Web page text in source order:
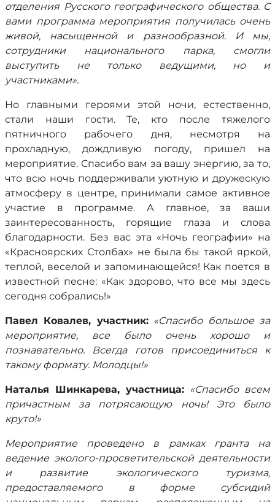
отделения Русского географического общества. С
вами программа мероприятия получилась очень
живой, насыщенной и разнообразной. И мы,
сотрудники национального парка, смогли
выступить не только ведущими, но и
участниками».
Но главными героями этой ночи, естественно,
стали наши гости. Те, кто после тяжелого
пятничного рабочего дня, несмотря на
прохладную, дождливую погоду, пришел на
мероприятие. Спасибо вам за вашу энергию, за то,
что всю ночь поддерживали уютную и дружескую
атмосферу в центре, принимали самое активное
участие в программе. А главное, за ваши
заинтересованность, горящие глаза и слова
благодарности. Без вас эта «Ночь географии» на
«Красноярских Столбах» не была бы такой яркой,
теплой, веселой и запоминающейся! Как поется в
известной песне: «Как здорово, что все мы здесь
сегодня собрались!»
Павел Ковалев, участник: «Спасибо большое за
мероприятие, все было очень хорошо и
познавательно. Всегда готов присоединиться к
такому формату. Молодцы!»
Наталья Шинкарева, участница: «Спасибо всем
причастным за потрясающую ночь! Это было
круто!»
Мероприятие проведено в рамках гранта на
ведение эколого-просветительской деятельности
и развитие экологического туризма,
предоставляемого в форме субсидий